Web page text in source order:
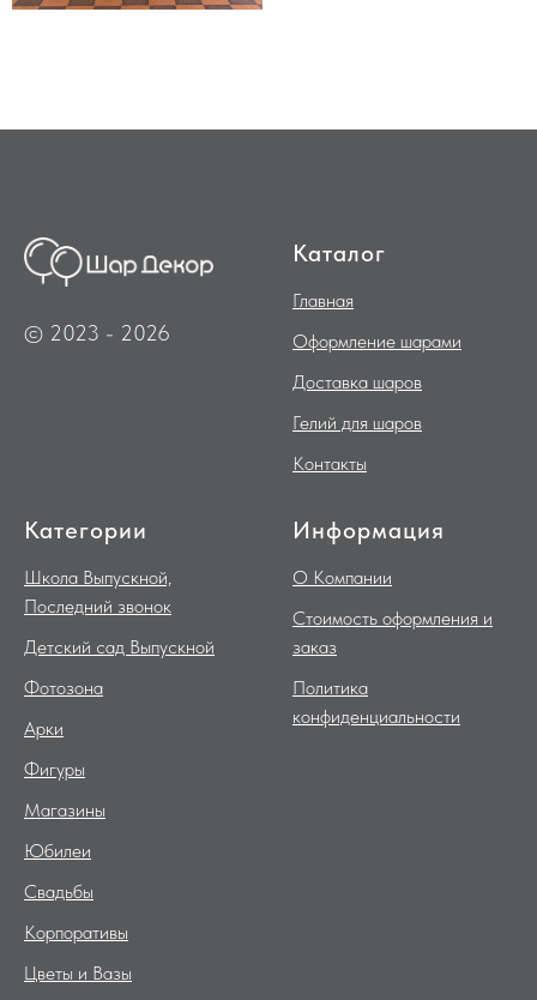
© 2023 - 2026
Каталог
Главная
Оформление шарами
Доставка шаров
Гелий для шаров
Контакты
Категории
Школа Выпускной,
Последний звонок
Детский сад Выпускной
Фотозона
Арки
Фигуры
Магазины
Юбилеи
Свадьбы
Корпоративы
Цветы и Вазы
Информация
О Компании
Стоимость оформления и
заказ
Политика
конфиденциальности